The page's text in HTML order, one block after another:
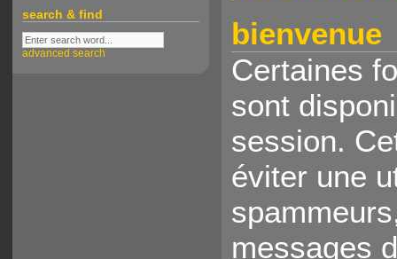
search & find
advanced search
bienvenue
Certaines
sont
session.
éviter une
messages